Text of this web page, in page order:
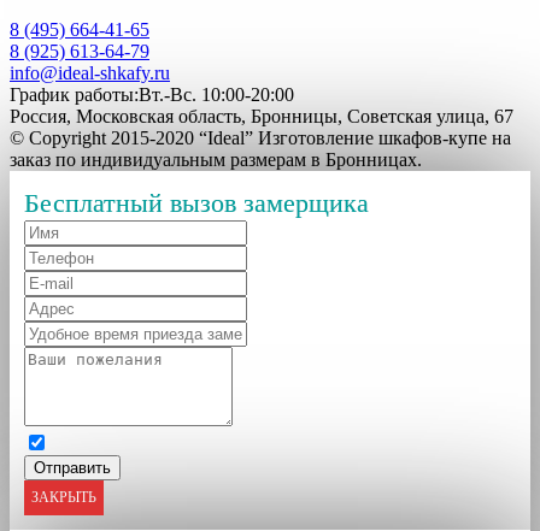
8 (495) 664-41-65
8 (925) 613-64-79
info@ideal-shkafy.ru
График работы:Вт.-Вс. 10:00-20:00
Россия, Московская область, Бронницы, Советская улица, 67
© Copyright 2015-2020 “Ideal” Изготовление шкафов-купе на
заказ по индивидуальным размерам в Бронницах.
Бесплатный вызов замерщика
ЗАКРЫТЬ